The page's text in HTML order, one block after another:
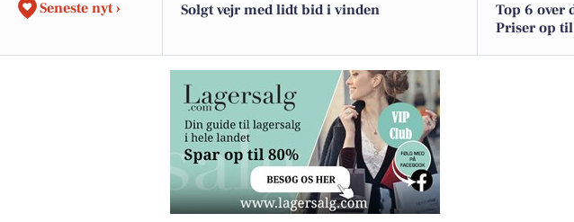
Seneste nyt › Solgt vejr med lidt bid i vinden
Top 6 over
Priser op